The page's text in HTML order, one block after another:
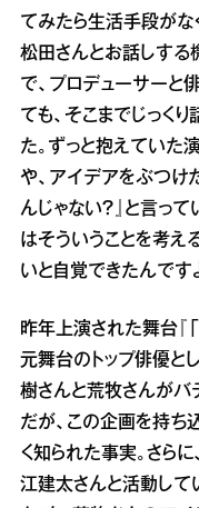
てみたら生活手段がな
松田さんとお話しする
で、プロデューサーと
ても、そこまでじっく
た。ずっと抱えていた
や、アイデアをぶつけ
んじゃない？』と言っ
はそういうことを考え
いと自覚できたんです
昨年上演された舞台『
元舞台のトップ俳優と
樹さんと荒牧さんがバ
だが、この企画を持ち
く知られた事実。さら
江建太さんと活動して